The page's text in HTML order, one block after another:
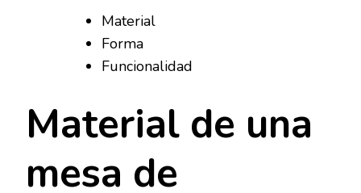
Material
Forma
Funcionalidad
Material de una
mesa de